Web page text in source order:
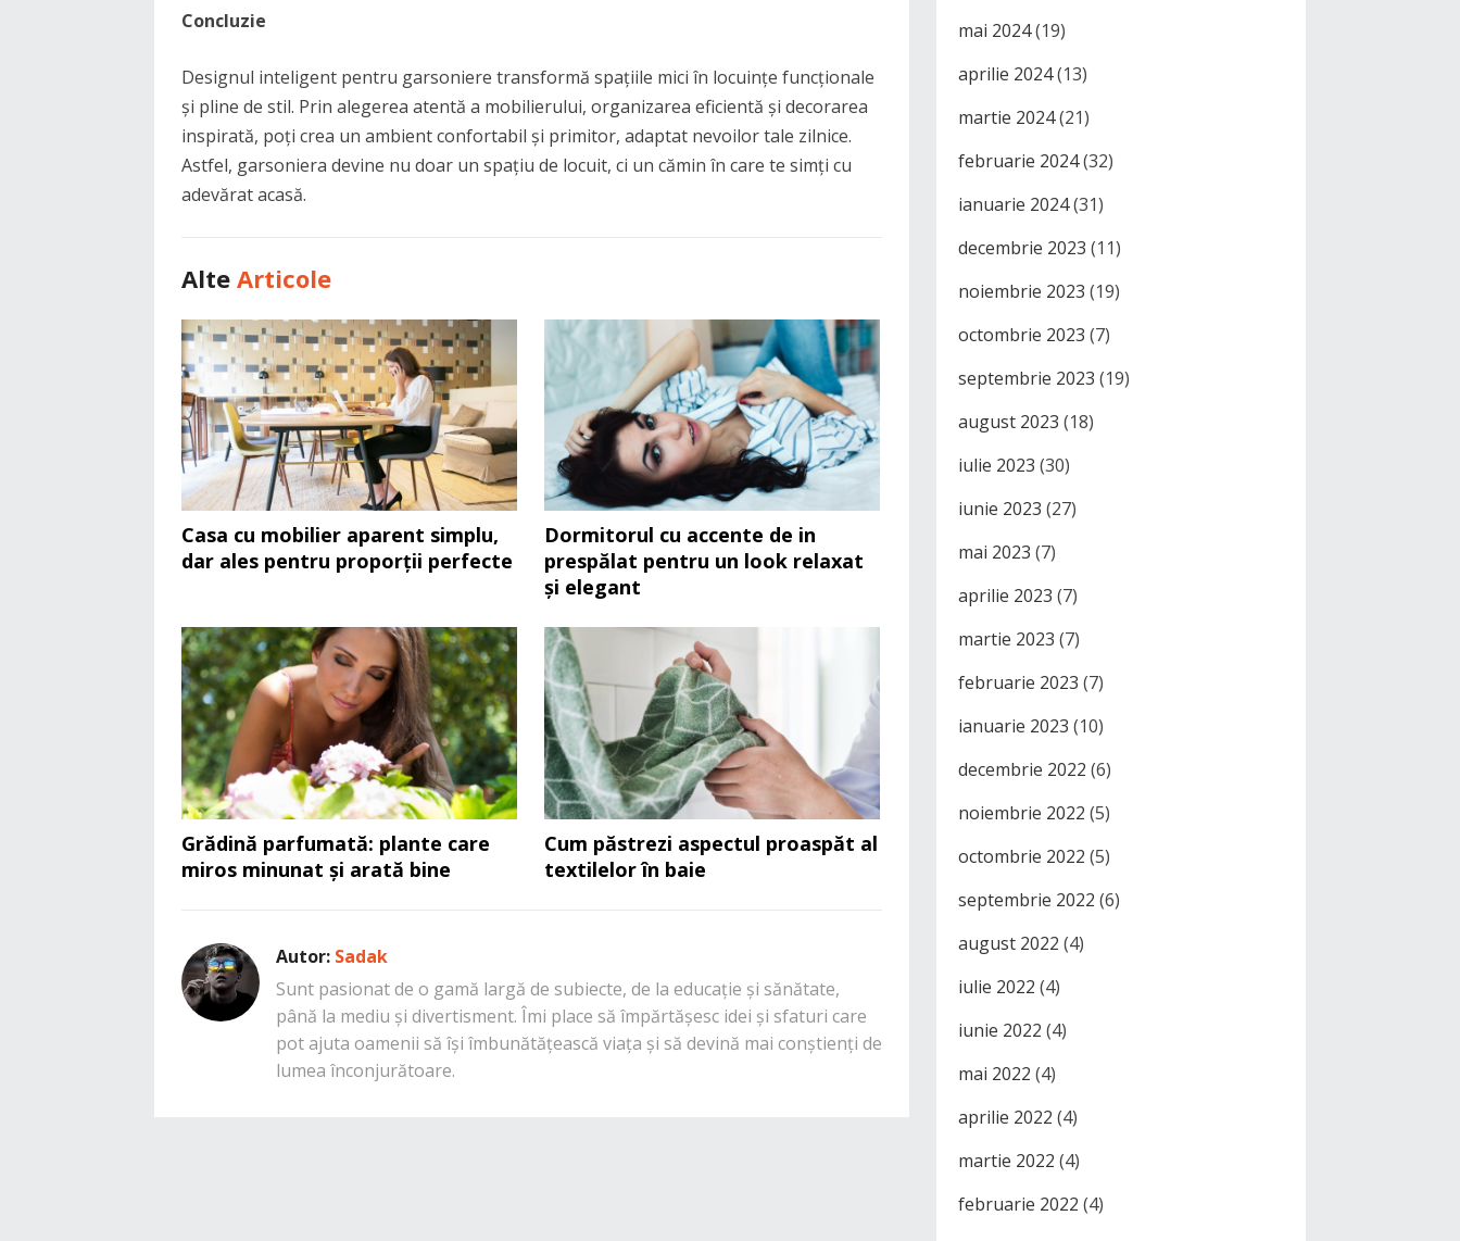
Concluzie
Designul inteligent pentru garsoniere transformă spațiile mici în locuințe funcționale
și pline de stil. Prin alegerea atentă a mobilierului, organizarea eficientă și decorarea
inspirată, poți crea un ambient confortabil și primitor, adaptat nevoilor tale zilnice.
Astfel, garsoniera devine nu doar un spațiu de locuit, ci un cămin în care te simți cu
adevărat acasă.
Alte Articole
Casa cu mobilier aparent simplu,
dar ales pentru proporții perfecte
Dormitorul cu accente de in
prespălat pentru un look relaxat
și elegant
Grădină parfumată: plante care
miros minunat și arată bine
Cum păstrezi aspectul proaspăt al
textilelor în baie
Autor: Sadak
Sunt pasionat de o gamă largă de subiecte, de la educație și sănătate,
până la mediu și divertisment. Îmi place să împărtășesc idei și sfaturi care
pot ajuta oamenii să își îmbunătățească viața și să devină mai conștienți de
lumea înconjurătoare.
mai 2024(19)
aprilie 2024(13)
martie 2024(21)
februarie 2024(32)
ianuarie 2024(31)
decembrie 2023 (11)
noiembrie 2023 (19)
octombrie 2023 (7)
septembrie 2023 (19)
august 2023 (18)
iulie 2023 (30)
iunie 2023 (27)
mai 2023 (7)
aprilie 2023 (7)
martie 2023 (7)
februarie 2023 (7)
ianuarie 2023 (10)
decembrie 2022 (6)
noiembrie 2022 (5)
octombrie 2022 (5)
septembrie 2022 (6)
august 2022 (4)
iulie 2022 (4)
iunie 2022 (4)
mai 2022 (4)
aprilie 2022 (4)
martie 2022 (4)
februarie 2022 (4)